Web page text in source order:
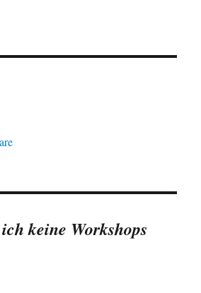
keine Workshops